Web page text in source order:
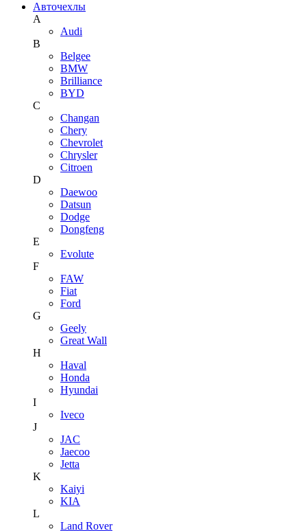
Авточехлы
A
Audi
B
Belgee
BMW
Brilliance
BYD
C
Changan
Chery
Chevrolet
Chrysler
Citroen
D
Daewoo
Datsun
Dodge
Dongfeng
E
Evolute
F
FAW
Fiat
Ford
G
Geely
Great Wall
H
Haval
Honda
Hyundai
I
Iveco
J
JAC
Jaecoo
Jetta
K
Kaiyi
KIA
L
Land Rover